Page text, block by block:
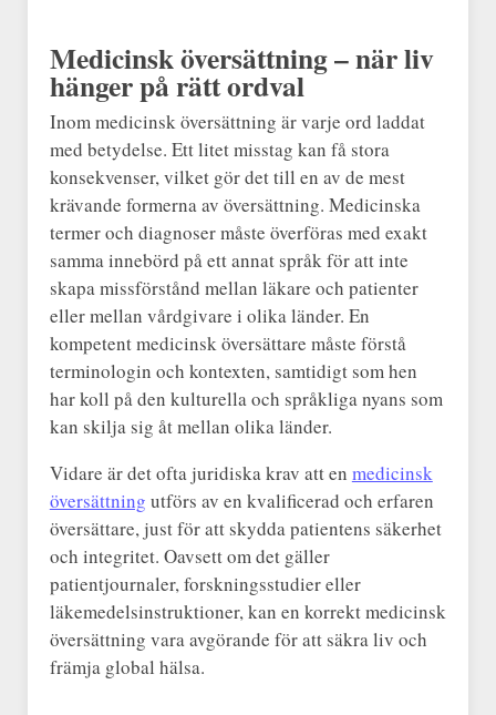
Medicinsk översättning – när liv
hänger på rätt ordval
Inom medicinsk översättning är varje ord laddat
med betydelse. Ett litet misstag kan få stora
konsekvenser, vilket gör det till en av de mest
krävande formerna av översättning. Medicinska
termer och diagnoser måste överföras med exakt
samma innebörd på ett annat språk för att inte
skapa missförstånd mellan läkare och patienter
eller mellan vårdgivare i olika länder. En
kompetent medicinsk översättare måste förstå
terminologin och kontexten, samtidigt som hen
har koll på den kulturella och språkliga nyans som
kan skilja sig åt mellan olika länder.
Vidare är det ofta juridiska krav att en medicinsk
översättning utförs av en kvalificerad och erfaren
översättare, just för att skydda patientens säkerhet
och integritet. Oavsett om det gäller
patientjournaler, forskningsstudier eller
läkemedelsinstruktioner, kan en korrekt medicinsk
översättning vara avgörande för att säkra liv och
främja global hälsa.